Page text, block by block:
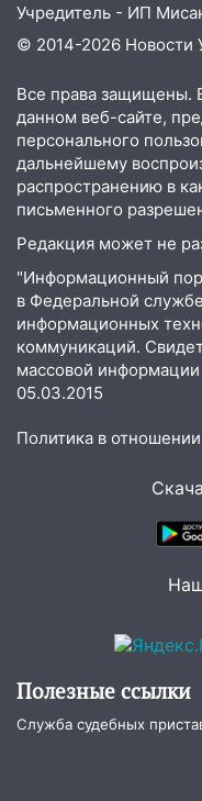
на 8 августа —
деньгами, а
04:47 В
ракетную
20:40
до декабря
19:34 В
состоялось
мероприятие,
празднованию
следствия
19:30
поддержать
на фестивале
пилотным
области на 8
областной
новых
Учредитель - ИП
© 2014-2026 Новости
Все права защищены.
данном веб-сайте,
персонального
дальнейшему
распространению в
письменного
Редакция может не
"Информационный
в Федеральной
информационных
коммуникаций.
массовой
05.03.2015
Политика в
Полезные ссылки
Служба судебных